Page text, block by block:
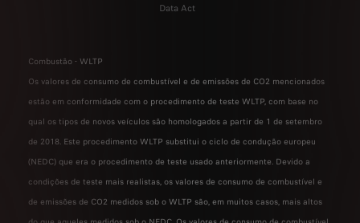
Data Act
Combustão - WLTP
Os valores de consumo de combustível e de emissões de CO2 mencionados
estão em conformidade com o procedimento de teste WLTP, com base no
qual os tipos de novos veículos são homologados a partir de 1 de setembro
de 2018. Este procedimento WLTP substitui o ciclo de condução europeu
(NEDC) que era o procedimento de teste usado anteriormente. Devido a
condições de teste mais realistas, os valores de consumo de combustível e
de emissões de CO2 medidos sob o WLTP são, em muitos casos, mais altos